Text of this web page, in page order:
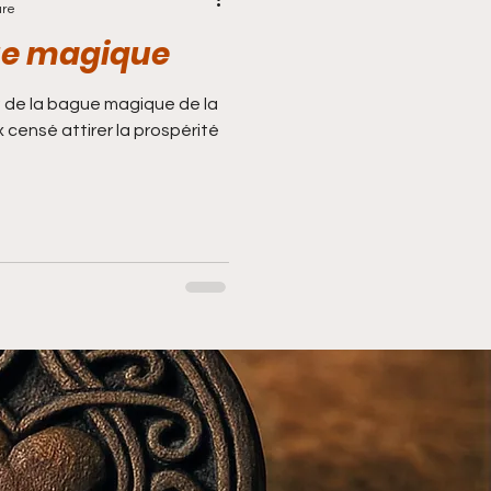
la chance
magique
la bague magique de la
censé attirer la prospérité